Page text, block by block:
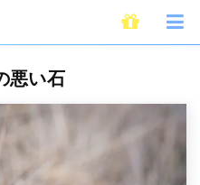
ローズクォーツと相性の悪い石
悪い石